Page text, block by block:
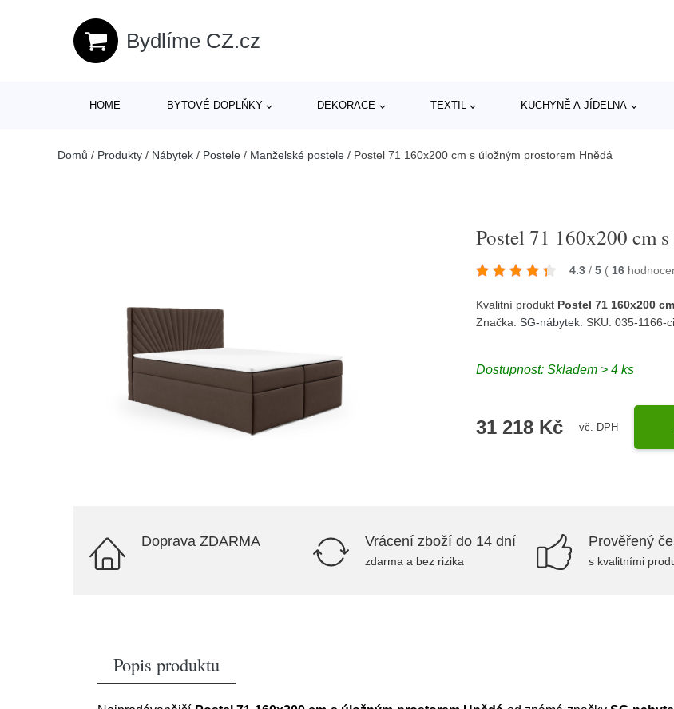
Bydlíme CZ.cz
HOME BYTOVÉ DOPLŇKY DEKORACE TEXTIL KUCHYNĚ A JÍDELNA
Domů / Produkty / Nábytek / Postele / Manželské postele / Postel 71 160x200 cm s úložným prostorem Hnědá
Postel 71 160x200 cm
4.3 / 5 ( 16
Kvalitní produkt Postel 71 160x200
Značka:SG-nábytek . SKU: 035-
Dostupnost:Skladem > 4 ks
31 218 Kč vč. DPH
Doprava ZDARMA Vrácení zboží do 14 dní
zdarma a bez rizika
Prověřený
s kvalitními
Popis produktu